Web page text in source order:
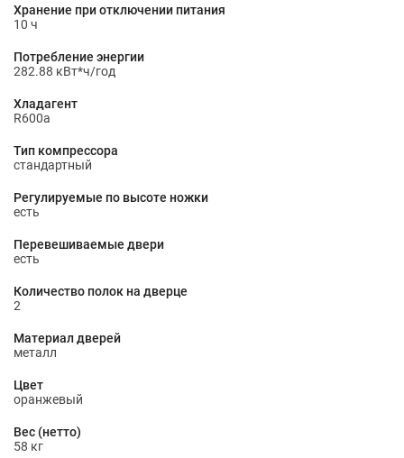
Хранение при отключении питания
10 ч
Потребление энергии
282.88 кВт*ч/год
Хладагент
R600a
Тип компрессора
стандартный
Регулируемые по высоте ножки
есть
Перевешиваемые двери
есть
Количество полок на дверце
2
Материал дверей
металл
Цвет
оранжевый
Вес (нетто)
58 кг